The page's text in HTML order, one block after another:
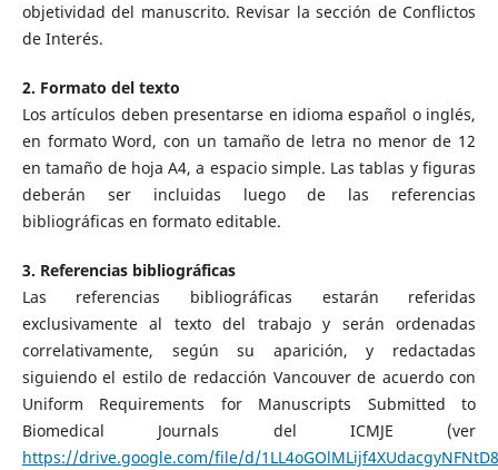
objetividad del manuscrito. Revisar la sección de Conflictos
de Interés.
2. Formato del texto
Los artículos deben presentarse en idioma español o inglés,
en formato Word, con un tamaño de letra no menor de 12
en tamaño de hoja A4, a espacio simple. Las tablas y figuras
deberán ser incluidas luego de las referencias
bibliográficas en formato editable.
3. Referencias bibliográficas
Las referencias bibliográficas estarán referidas
exclusivamente al texto del trabajo y serán ordenadas
correlativamente, según su aparición, y redactadas
siguiendo el estilo de redacción Vancouver de acuerdo con
Uniform Requirements for Manuscripts Submitted to
Biomedical Journals del ICMJE (ver
https://drive.google.com/file/d/